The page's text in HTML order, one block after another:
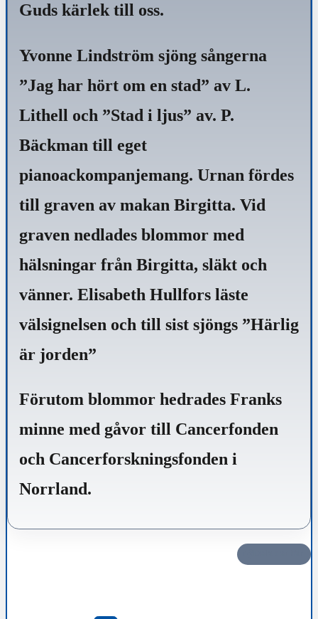
Guds kärlek till oss.
Yvonne Lindström sjöng sångerna
”Jag har hört om en stad” av L.
Lithell och ”Stad i ljus” av. P.
Bäckman till eget
pianoackompanjemang. Urnan fördes
till graven av makan Birgitta. Vid
graven nedlades blommor med
hälsningar från Birgitta, släkt och
vänner. Elisabeth Hullfors läste
välsignelsen och till sist sjöngs ”Härlig
är jorden”
Förutom blommor hedrades Franks
minne med gåvor till Cancerfonden
och Cancerforskningsfonden i
Norrland.